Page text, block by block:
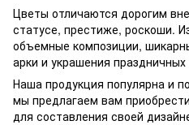
Цветы отличаются дорогим
статусе, престиже, роскоши.
объемные композиции,
арки и украшения праздничных
Наша продукция популярна и
мы предлагаем вам
для составления своей